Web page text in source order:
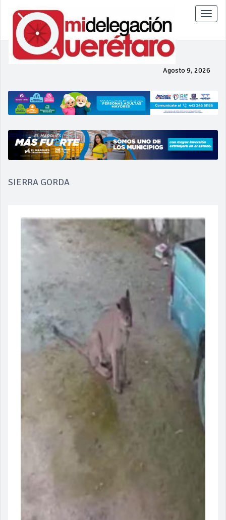
Toggle
Agosto 9, 2026
SIERRA GORDA